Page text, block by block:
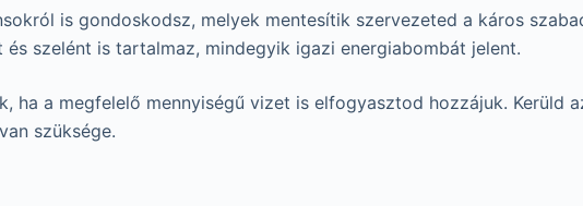
is gondoskodsz, melyek mentesítik szervezeted a káros
szelént is tartalmaz, mindegyik igazi energiabombát jelent.
ha a megfelelő mennyiségű vizet is elfogyasztod hozzájuk. Kerüld
szüksége.